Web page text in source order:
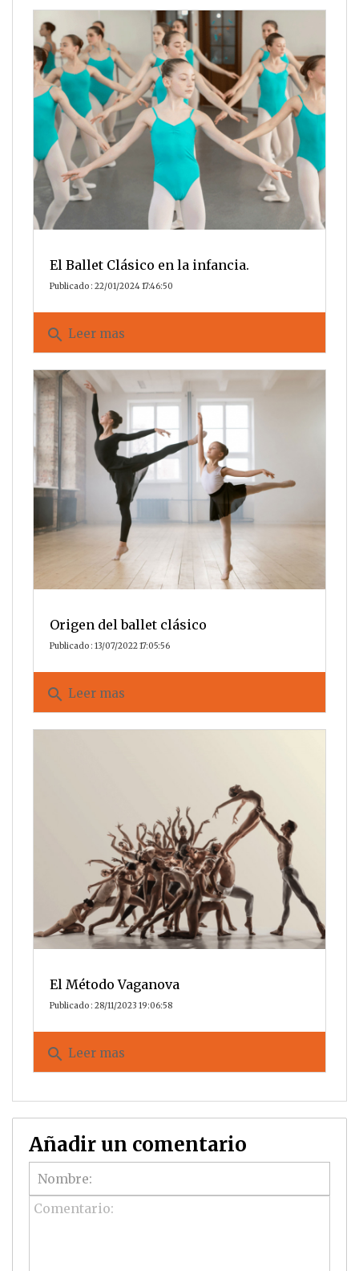
El Ballet Clásico en la infancia.
Publicado : 22/01/2024 17:46:50
search Leer mas
Origen del ballet clásico
Publicado : 13/07/2022 17:05:56
search Leer mas
El Método Vaganova
Publicado : 28/11/2023 19:06:58
search Leer mas
Añadir un comentario